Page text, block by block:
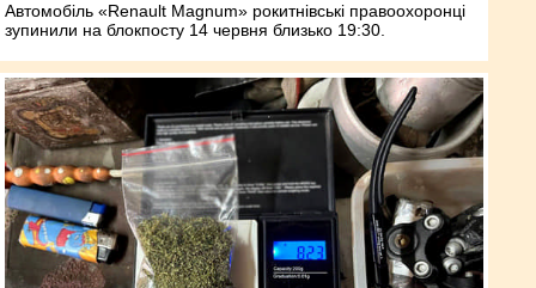
Автомобіль «Renault Magnum» рокитнівські правоохоронці
зупинили на блокпосту 14 червня близько 19:30.